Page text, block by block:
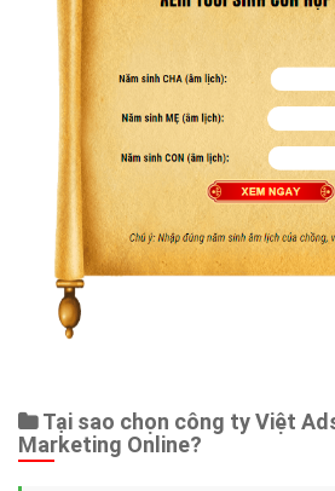
Tại sao chọn công ty Việt
Marketing Online?